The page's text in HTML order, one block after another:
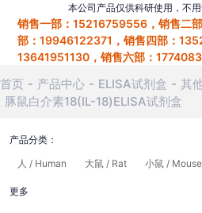
本公司产品仅供科研使用，不
销售一部：15216759556，销售二
部：19946122371，销售四部：
13641951130，销售六部：
首页 产品中心 ELISA试剂盒
其
豚鼠白介素18(IL-18)ELISA试剂盒
产品分类：
人 / Human
大鼠 / Rat 小鼠 / Mouse
更多